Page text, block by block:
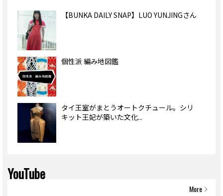
【BUNKA DAILY SNAP】LUO YUNJINGさん
個性派 編み地図鑑
タイ王室がまとうオートクチュール。シリ
キット王妃が築いた文化...
YouTube
More